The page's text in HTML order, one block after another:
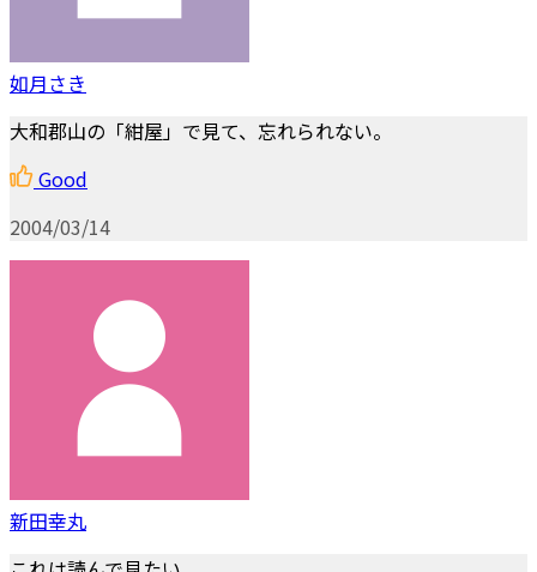
如月さき
大和郡山の「紺屋」で見て、忘れられない。
Good
2004/03/14
新田幸丸